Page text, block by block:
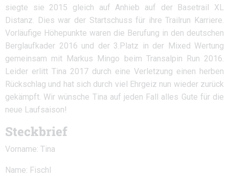
siegte sie 2015 gleich auf Anhieb auf der Basetrail XL
Distanz. Dies war der Startschuss für ihre Trailrun Karriere.
Vorläufige Höhepunkte waren die Berufung in den deutschen
Berglaufkader 2016 und der 3.Platz in der Mixed Wertung
gemeinsam mit Markus Mingo beim Transalpin Run 2016.
Leider erlitt Tina 2017 durch eine Verletzung einen herben
Rückschlag und hat sich durch viel Ehrgeiz nun wieder zurück
gekämpft. Wir wünsche Tina auf jeden Fall alles Gute für die
neue Laufsaison!
Steckbrief
Vorname: Tina
Name: Fischl